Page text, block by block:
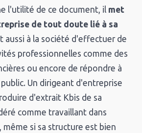
l'utilité de ce document, il met
de tout doute lié à sa
aussi à la société d'effectuer de
professionnelles comme des
ou encore de répondre à
Un dirigeant d'entreprise
d'extrait Kbis de sa
comme travaillant dans
même si sa structure est bien